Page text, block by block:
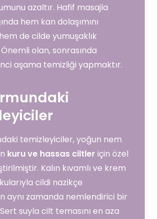
azaltır. Hafif masajla
hem kan dolaşımını
hem de cilde yumuşaklık
Önemli olan, sonrasında
aşama temizliği yapmaktır.
temizleyiciler, yoğun nem
kuru ve hassas ciltler için özel
Kalın kıvamlı ve krem
cildi nazikçe
aynı zamanda nemlendirici bir
suyla cilt temasını en aza